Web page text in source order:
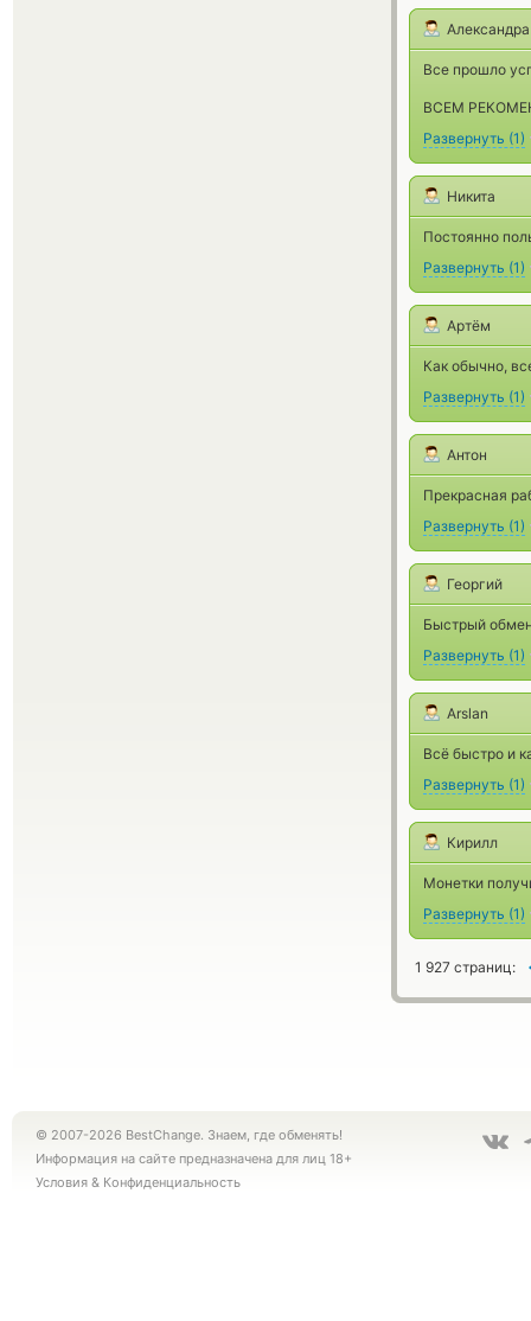
Александра
Все прошло
ВСЕМ
Развернуть (1)
Никита
Постоянно
Развернуть (1)
Артём
Как обычно,
Развернуть (1)
Антон
Прекрасная
Развернуть (1)
Георгий
Быстрый
Развернуть (1)
Arslan
Всё быстро и
Развернуть (1)
Кирилл
Монетки
Развернуть (1)
1 927 страниц:
© 2007-2026 BestChange. Знаем, где обменять!
Информация на сайте предназначена для лиц 18+
Условия & Конфиденциальность